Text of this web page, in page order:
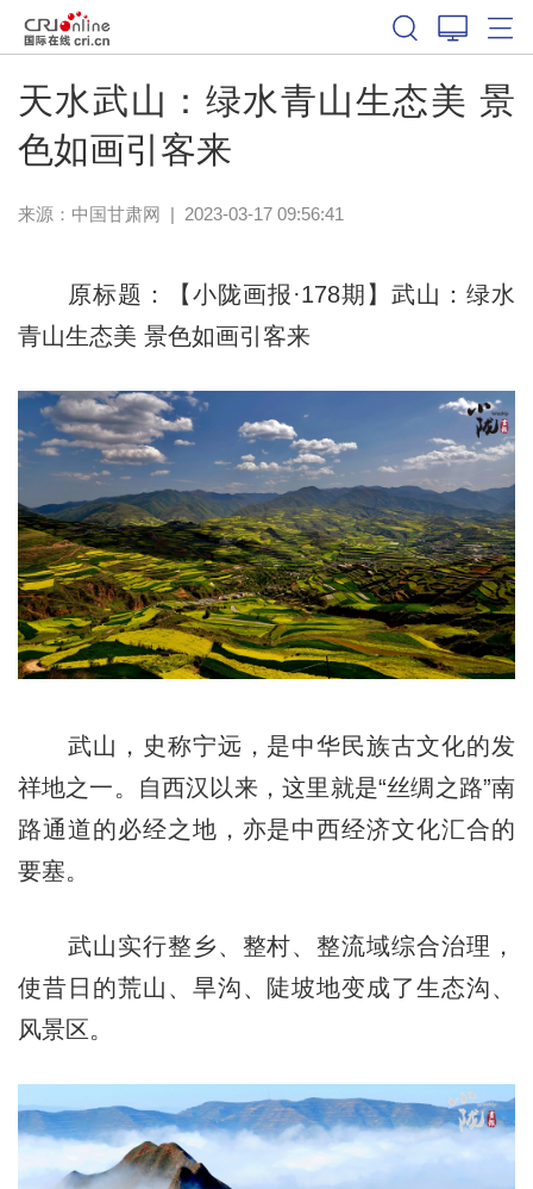
天水武山：绿水青山生态美 景
色如画引客来
来源： 中国甘肃网 | 2023-03-17 09:56:41
原标题：【小陇画报·178期】武山：绿水
青山生态美 景色如画引客来
武山，史称宁远，是中华民族古文化的发
祥地之一。自西汉以来，这里就是“丝绸之路”南
路通道的必经之地，亦是中西经济文化汇合的
要塞。
武山实行整乡、整村、整流域综合治理，
使昔日的荒山、旱沟、陡坡地变成了生态沟、
风景区。